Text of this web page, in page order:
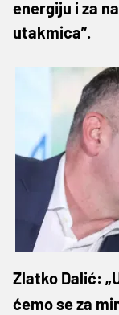
energiju i za
utakmica”.
Zlatko Dalić:
ćemo se za